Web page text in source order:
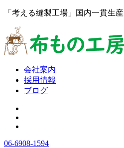
「考える縫製工場」国内一貫生産
会社案内
採用情報
ブログ
06-6908-1594